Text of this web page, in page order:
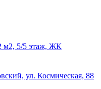
м2, 5/5 этаж, ЖК
ул. Космическая, 88